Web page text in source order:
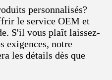
personnalisés?
le service OEM et
S'il vous plaît laissez-
exigences, notre
les détails dès que